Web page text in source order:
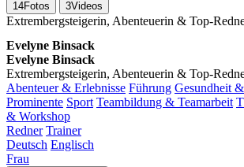
14Fotos 3Videos
Extrembergsteigerin, Abenteuerin & Top-
Evelyne Binsack
Evelyne Binsack
Extrembergsteigerin, Abenteuerin & Top-
Abenteuer & Erlebnisse Führung Gesundheit
Prominente Sport Teambildung & Teamarbeit
& Workshop
Redner Trainer
Deutsch Englisch
Frau